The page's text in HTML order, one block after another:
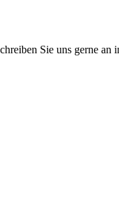
Sie uns gerne an